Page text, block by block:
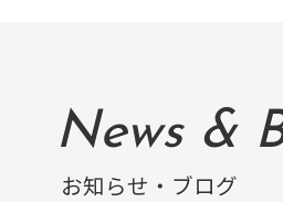
News &
お知らせ・ブログ